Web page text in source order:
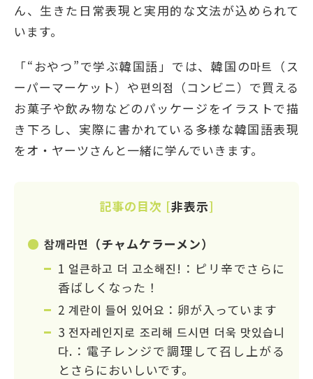
ん、⽣きた⽇常表現と実⽤的な⽂法が込められて
います。
「“おやつ”で学ぶ韓国語」では、韓国の마트（ス
ーパーマーケット）や편의점（コンビニ）で買える
お菓⼦や飲み物などのパッケージをイラストで描
き下ろし、実際に書かれている多様な韓国語表現
をオ・ヤーツさんと一緒に学んでいきます。
記事の目次 [非表示]
참깨라면（チャムケラーメン）
1 얼큰하고 더 고소해진!：ピリ辛でさらに
香ばしくなった！
2 계란이 들어 있어요：卵が入っています
3 전자레인지로 조리해 드시면 더욱 맛있습니
다.：電子レンジで調理して召し上がる
とさらにおいしいです。